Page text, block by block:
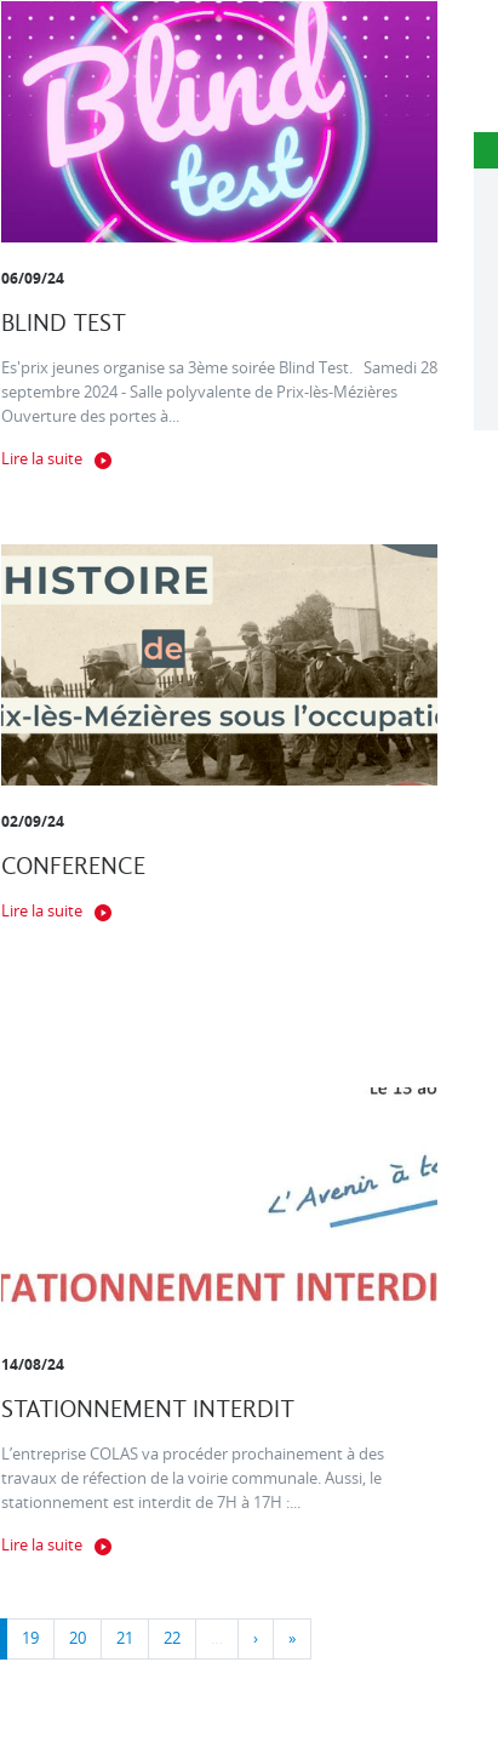
06/09/24
BLIND TEST
Es'prix jeunes organise sa 3ème soirée Blind Test. Samedi 28
septembre 2024 - Salle polyvalente de Prix-lès-Mézières
Ouverture des portes à...
Lire la suite
02/09/24
CONFERENCE
Lire la suite
14/08/24
STATIONNEMENT INTERDIT
L’entreprise COLAS va procéder prochainement à des
travaux de réfection de la voirie communale. Aussi, le
stationnement est interdit de 7H à 17H :...
Lire la suite
19 20 21 22 … › »